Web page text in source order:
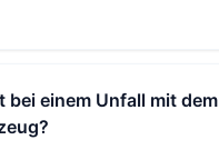
bei einem Unfall mit dem